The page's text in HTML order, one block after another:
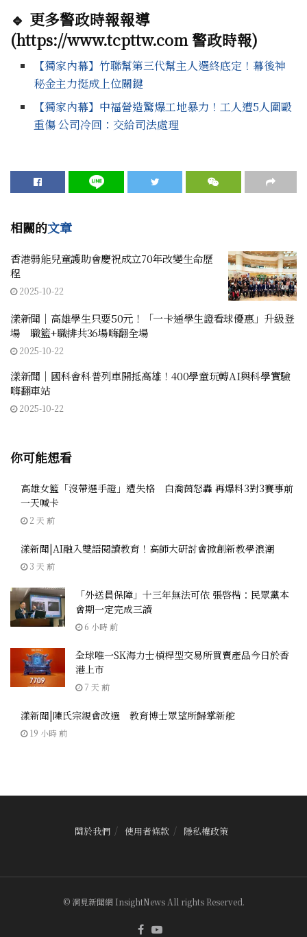
🔹 更多警政時報報導
(https://www.tcpttw.com 警政時報)
【獨家內幕】竹聯幫第三代幫主人選終底定！幕後神
秘金主力挺成上位關鍵
【獨家內幕】中福營造驚爆工地暴力！工人遭5人圍毆
重傷 公司冷回：交給司法處理
相關的文章
香港弱能兒童護助會慶祝成立70年改變生命歷
程
2025-10-22
漾新聞｜高雄學生只要50元！「一卡通學生證看球優惠」升級登
場 職籃+職排共36場嗨翻全場
2025-10-22
漾新聞｜國科會科普列車開抵高雄！400學童玩轉AI與科學實驗
嗨翻車站
2025-10-22
你可能想看
高雄女籃「沒帶選手證」遭失格 白喬茵怒轟 再爆料3對3賽事前
一天喊卡
2 天 前
漾新聞|AI融入雙語閱讀教育！高師大研討會掀創新教學浪潮
3 天 前
「外送員保障」十三年無法可依 張啓楷：民眾黨本
會期一定完成三讀
6 小時 前
全球唯一SK海力士槓桿型交易所買賣產品今日於香
港上市
7 天 前
漾新聞|陳氏宗親會改選 教育博士眾望所歸掌新舵
19 小時 前
關於我們 使用者條款 隱私權政策
© 洞見新聞網 InsightNews All rights Reserved.